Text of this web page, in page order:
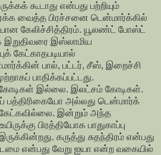
கூடாது என்பது பற்றியும்
வைத்த பிரச்சனை டென்மார்க்கில்
கேலிச்சித்திரம். யூலண்ட் போஸ்ட்
இறுதிவரை இஸ்லாமிய
கேட்காதபடியால்
பால், பட்டர், சீஸ், இறைச்சி
பாதிக்கப்பட்டது.
கோடிகள் இல்லை. இலட்சம் கோடிகள்.
அல்லது டென்மார்க்
இன்றும் அந்த
பிரத்தியோக பாதுகாப்பு
கருத்து சுதந்திரம் என்பது
என்பது வேறு ஐயா என்ற வகையில்